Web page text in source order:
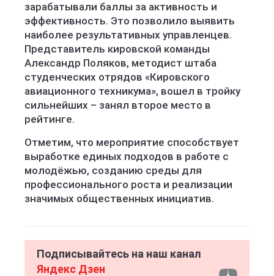
зарабатывали баллы за активность и
эффективность. Это позволило выявить
наиболее результативных управленцев.
Представитель кировской команды
Александр Поляков, методист штаба
студенческих отрядов «Кировского
авиационного техникума», вошел в тройку
сильнейших – занял второе место в
рейтинге.
Отметим, что мероприятие способствует
выработке единых подходов в работе с
молодёжью, созданию среды для
профессионального роста и реализации
значимых общественных инициатив.
Подписывайтесь на наш канал
Яндекс Дзен